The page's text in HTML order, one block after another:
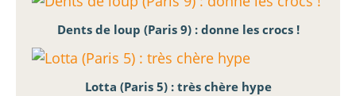
Dents de loup (Paris 9) : donne les crocs !
Lotta (Paris 5) : très chère hype